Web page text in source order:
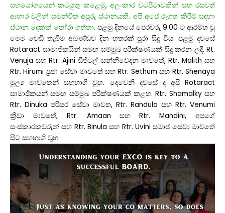
සහයෝගයෙන් කටයුතු කළෙමු, අලංකාර වටපිටාවකින් සහ රසවත්
ආහාර වලින් සමන්විත අපූරු ස්ථානයකි. අපි අපේ රූගත කිරීම් සඳහා
ස්ථාන දෙකක් තෝරා ගත්තා. පළමු දිනයේ පෙරවරු 9.00 ට ආරම්භ වූ
මෙම වෙඩි තැබීම අඛණ්ඩව දින හතරක් පුරා සිදු විය. පළමු දවසේ
Rotaract සාමාජිකයින් සමඟ සම්මුඛ පරීක්ෂණයක් සිදු කරන ලදී. Rt.
Venuja සහ Rtr. Ajini ඩිජිටල් සන්නිවේදන මාවතේ, Rtr. Malith සහ
Rtr. Hirumi ප්‍රජා සේවා මාවතේ සහ Rtr. Sethum සහ Rtr. Shenaya
මූල්‍ය මාවතෙන් සහභාගි වූහ. දෙවෙනි දවසේ ද අපි Rotaract
සාමාජිකයන් සමඟ සම්මුඛ පරීක්ෂණයක් කළහ. Rtr. Shamalky සහ
Rtr. Dinuka පරිසර සේවා මාවත, Rtr. Randula සහ Rtr. Venumi
ක්‍රීඩා මාවතේ, Rtr. Amaan සහ Rtr. Mandini, අපගේ
සංස්කාරකවරුන් සහ Rtr. Binula සහ Rtr. Uvini සමාජ සේවා මාවතේ
සිට සහභාගි වූහ.